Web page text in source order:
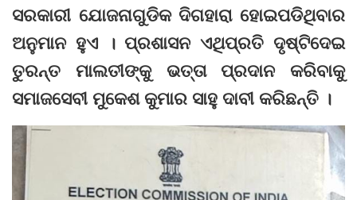
ସରକାରୀ ଯୋଜନାଗୁଡିକ ଦିଗହାରା ହୋଇପଡିଥିବାର
ଅନୁମାନ ହୁଏ । ପ୍ରଶାସନ ଏଥିପ୍ରତି ଦୃଷ୍ଟିଦେଇ
ତୁରନ୍ତ ମାଲତୀଙ୍କୁ ଭତ୍ତା ପ୍ରଦାନ କରିବାକୁ
ସମାଜସେବୀ ମୁକେଶ କୁମାର ସାହୁ ଦାବୀ କରିଛନ୍ତି ।